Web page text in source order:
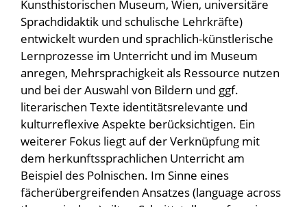
Kunsthistorischen Museum, Wien, universitäre
Sprachdidaktik und schulische Lehrkräfte)
entwickelt wurden und sprachlich-künstlerische
Lernprozesse im Unterricht und im Museum
anregen, Mehrsprachigkeit als Ressource nutzen
und bei der Auswahl von Bildern und ggf.
literarischen Texte identitätsrelevante und
kulturreflexive Aspekte berücksichtigen. Ein
weiterer Fokus liegt auf der Verknüpfung mit
dem herkunftssprachlichen Unterricht am
Beispiel des Polnischen. Im Sinne eines
fächerübergreifenden Ansatzes (language across